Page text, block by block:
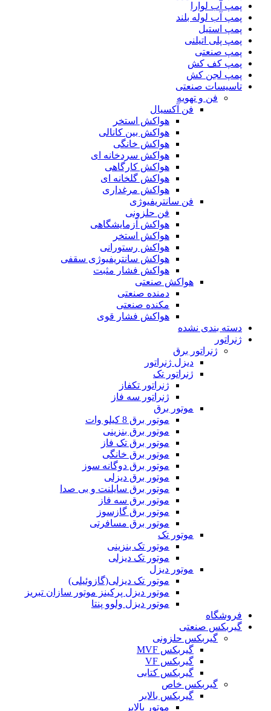
پمپ آب لوارا
پمپ آب لوله بلند
پمپ استیل
پمپ پلی اتیلنی
پمپ صنعتی
پمپ کف کش
پمپ لجن کش
تاسیسات صنعتی
فن و تهویه
فن آکسیال
هواکش استخر
هواکش بین کانالی
هواکش خانگی
هواکش سردخانه ای
هواکش کارگاهی
هواکش گلخانه ای
هواکش مرغداری
فن سانتریفیوژی
فن حلزونی
هواکش آزمایشگاهی
هواکش استخر
هواکش رستورانی
هواکش سانتریفیوژی سقفی
هواکش فشار مثبت
هواکش صنعتی
دمنده صنعتی
مکنده صنعتی
هواکش فشار قوی
دسته بندی نشده
ژنراتور
ژنراتور برق
دیزل ژنراتور
ژنراتور تک
ژنراتور تکفاز
ژنراتور سه فاز
موتور برق
موتور برق 8 کیلو وات
موتور برق بنزینی
موتور برق تک فاز
موتور برق خانگی
موتور برق دوگانه سوز
موتور برق دیزلی
موتور برق سایلنت و بی صدا
موتور برق سه فاز
موتور برق گازسوز
موتور برق مسافرتی
موتور تک
موتور تک بنزینی
موتور تک دیزلی
موتور دیزل
موتور تک دیزلی(گازوئیلی)
موتور دیزل پرکینز موتور سازان تبریز
موتور دیزل ولوو پنتا
فروشگاه
گیربکس صنعتی
گیربکس حلزونی
گیربکس MVF
گیربکس VF
گیربکس کتابی
گیربکس خاص
گيربکس بالابر
موتور بالابر